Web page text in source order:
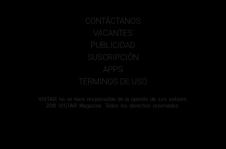
CONTÁCTANOS
VACANTES
PUBLICIDAD
SUSCRIPCIÓN
APPS
TÉRMINOS DE USO
VISTAR no se hace responsable de la opinión de sus autores.
2018 VISTAR Magazine. Todos los derechos reservados.